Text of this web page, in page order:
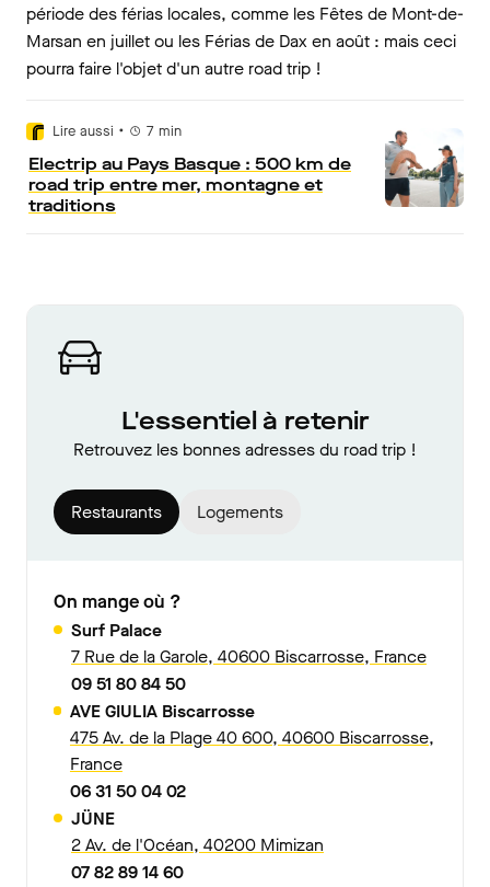
période des férias locales, comme les Fêtes de Mont-de-
Marsan en juillet ou les Férias de Dax en août : mais ceci
pourra faire l'objet d'un autre road trip !
Lire aussi • 7 min
Electrip au Pays Basque : 500 km de
road trip entre mer, montagne et
traditions
L'essentiel à retenir
Retrouvez les bonnes adresses du road trip !
Restaurants Logements
On mange où ?
Surf Palace
7 Rue de la Garole, 40600 Biscarrosse, France
09 51 80 84 50
AVE GIULIA Biscarrosse
475 Av. de la Plage 40 600, 40600 Biscarrosse,
France
06 31 50 04 02
JÜNE
2 Av. de l'Océan, 40200 Mimizan
07 82 89 14 60